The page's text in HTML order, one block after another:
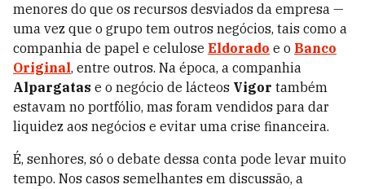
menores do que os recursos desviados da empresa —
uma vez que o grupo tem outros negócios, tais como a
companhia de papel e celulose Eldorado e o Banco
Original, entre outros. Na época, a companhia
Alpargatas e o negócio de lácteos Vigor também
estavam no portfólio, mas foram vendidos para dar
liquidez aos negócios e evitar uma crise financeira.
É, senhores, só o debate dessa conta pode levar muito
tempo. Nos casos semelhantes em discussão, a